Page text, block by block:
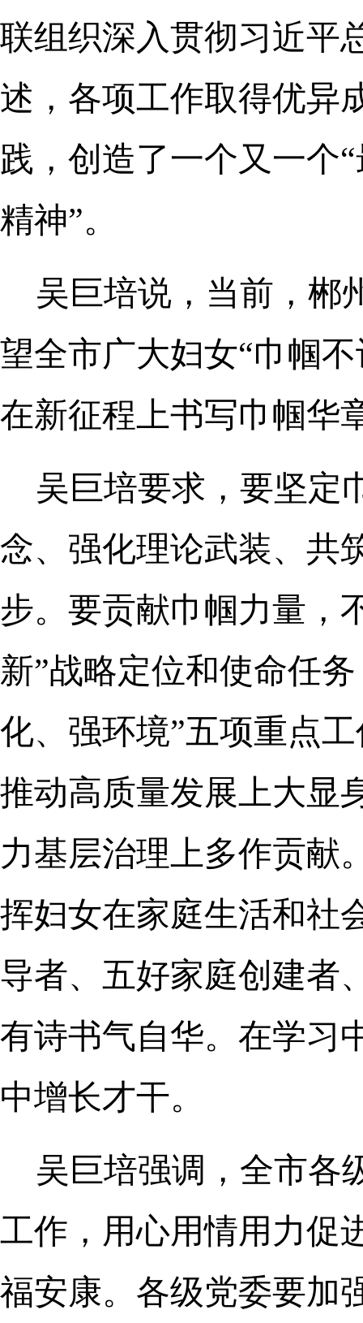
联组织深入贯彻习近平
述，各项工作取得优异
践，创造了一个又一个
精神”。
吴巨培说，当前，郴
望全市广大妇女“巾帼
在新征程上书写巾帼华
吴巨培要求，要坚定
念、强化理论武装、共
步。要贡献巾帼力量，
新”战略定位和使命任
化、强环境”五项重点
推动高质量发展上大显
力基层治理上多作贡献
挥妇女在家庭生活和社
导者、五好家庭创建者
有诗书气自华。在学习
中增长才干。
吴巨培强调，全市各
工作，用心用情用力促
福安康。各级党委要加